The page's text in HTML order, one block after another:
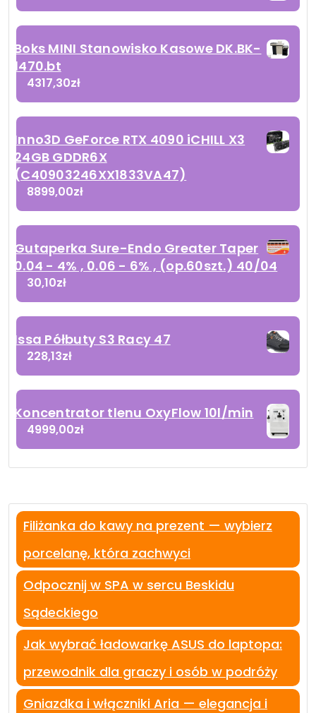
Boks MINI Stanowisko Kasowe DK.BK-
1470.bt
4317,30zł
Inno3D GeForce RTX 4090 iCHILL X3
24GB GDDR6X
(C40903246XX1833VA47)
8899,00zł
Gutaperka Sure-Endo Greater Taper
0.04 - 4% , 0.06 - 6% , (op.60szt.) 40/04
30,10zł
Issa Półbuty S3 Racy 47
228,13zł
Koncentrator tlenu OxyFlow 10l/min
4999,00zł
Filiżanka do kawy na prezent — wybierz
porcelanę, która zachwyci
Odpocznij w SPA w sercu Beskidu
Sądeckiego
Jak wybrać ładowarkę ASUS do laptopa:
przewodnik dla graczy i osób w podróży
Gniazdka i włączniki Aria — elegancja i